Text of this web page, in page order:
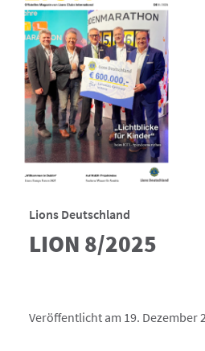
Lions Deutschland
LION 8/2025
Veröffentlicht am 19. Dezember